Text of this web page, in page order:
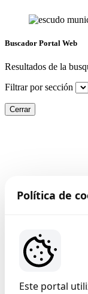
Buscador Portal Web
Resultados de la
Filtrar por sección
Cerrar
Política de
Este portal